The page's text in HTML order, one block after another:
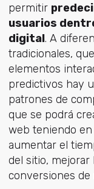
permitir
usuarios
digital. A
tradicionales,
elementos
predictivos hay
patrones de
que se podrá
web teniendo
aumentar el
del sitio, mejorar
conversiones de